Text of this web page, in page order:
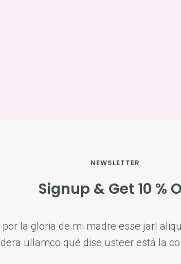
NEWSLETTER
Signup & Get 10 %
la gloria de mi madre esse jarl
ullamco qué dise usteer está la